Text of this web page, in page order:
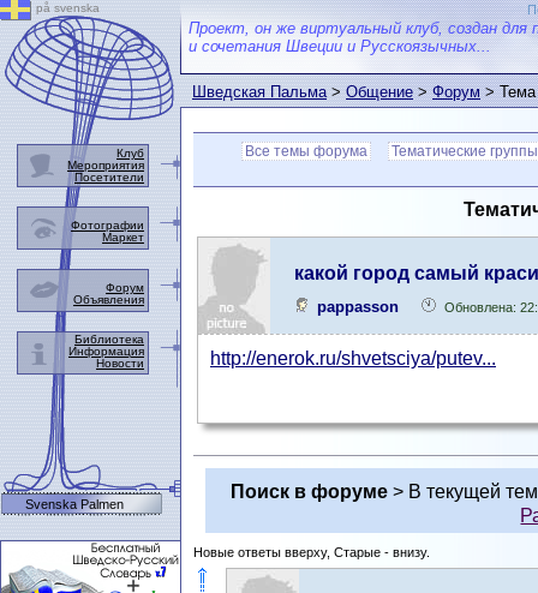
Проект, он же виртуальный клуб, создан для
и сочетания Швеции и Русскоязычных...
Шведская Пальма>Общение>Форум>
Все темы форума Тематические группы
какой город самый
pappasson Обновлена:
http://enerok.ru/shvetsciya/putev...
Поиск в форуме > В текущей
Новые ответы вверху, Старые - внизу.
på svenska
Клуб
Мероприятия
Посетители
Фотографии
Маркет
Форум
Объявления
Библиотека
Информация
Новости
Svenska Palmen